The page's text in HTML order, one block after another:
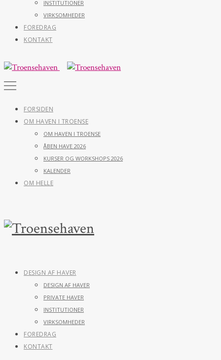
INSTITUTIONER
VIRKSOMHEDER
FOREDRAG
KONTAKT
FORSIDEN
OM HAVEN I TROENSE
OM HAVEN I TROENSE
ÅBEN HAVE 2026
KURSER OG WORKSHOPS 2026
KALENDER
OM HELLE
DESIGN AF HAVER
DESIGN AF HAVER
PRIVATE HAVER
INSTITUTIONER
VIRKSOMHEDER
FOREDRAG
KONTAKT